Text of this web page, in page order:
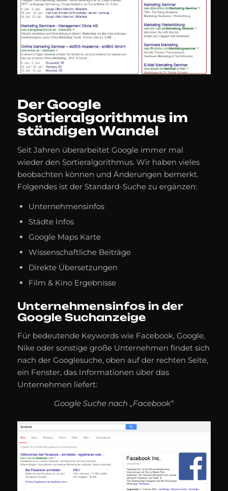
Der Google
Sortieralgorithmus im
ständigen Wandel
Seit Jahren überarbeitet Google immer mal
wieder den Sortieralgorithmus. Wir haben vieles
beobachten können und Änderungen bemerkt.
Folgendes ist der Standard-Suche zu ergänzen:
Unternehmensinfos
Städte Infos
Google Maps Karte
Wissenschaftliche Beiträge
Direkte Übersetzungen
Film & Kino Ergebnisse
Unternehmensinfos in der
Google Suchanzeige
Für bedeutende Keywords wie Facebook, Google,
Nike oder sonstige große Unternehmen findet sich
nach der Googlesuche, oben auf der rechten Seite,
ein Fenster, das Informationen über das
Unternehmen liefert:
Google Suche nach „Facebook“